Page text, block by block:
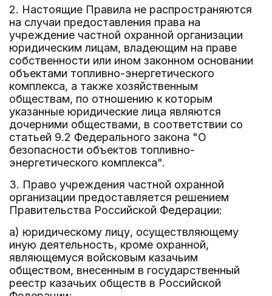
2. Настоящие Правила не распространяются
на случаи предоставления права на
учреждение частной охранной организации
юридическим лицам, владеющим на праве
собственности или ином законном основании
объектами топливно-энергетического
комплекса, а также хозяйственным
обществам, по отношению к которым
указанные юридические лица являются
дочерними обществами, в соответствии со
статьей 9.2 Федерального закона "О
безопасности объектов топливно-
энергетического комплекса".
3. Право учреждения частной охранной
организации предоставляется решением
Правительства Российской Федерации:
а) юридическому лицу, осуществляющему
иную деятельность, кроме охранной,
являющемуся войсковым казачьим
обществом, внесенным в государственный
реестр казачьих обществ в Российской